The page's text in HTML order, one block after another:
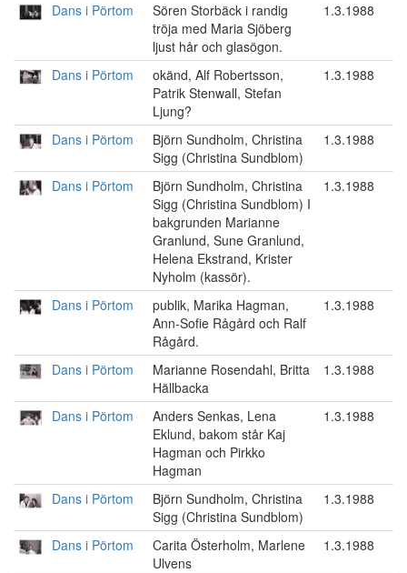
Dans i Pörtom
Sören Storbäck i randig
tröja med Maria Sjöberg
ljust hår och glasögon.
1.3.1988
Dans i Pörtom
okänd, Alf Robertsson,
Patrik Stenwall, Stefan
Ljung?
1.3.1988
Dans i Pörtom
Björn Sundholm, Christina
Sigg (Christina Sundblom)
1.3.1988
Dans i Pörtom
Björn Sundholm, Christina
Sigg (Christina Sundblom) I
bakgrunden Marianne
Granlund, Sune Granlund,
Helena Ekstrand, Krister
Nyholm (kassör).
1.3.1988
Dans i Pörtom
publik, Marika Hagman,
Ann-Sofie Rågård och Ralf
Rågård.
1.3.1988
Dans i Pörtom
Marianne Rosendahl, Britta
Hällbacka
1.3.1988
Dans i Pörtom
Anders Senkas, Lena
Eklund, bakom står Kaj
Hagman och Pirkko
Hagman
1.3.1988
Dans i Pörtom
Björn Sundholm, Christina
Sigg (Christina Sundblom)
1.3.1988
Dans i Pörtom
Carita Österholm, Marlene
Ulvens
1.3.1988